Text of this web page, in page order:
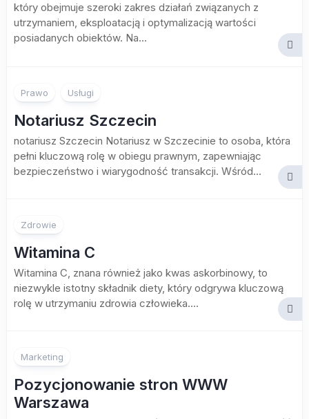
który obejmuje szeroki zakres działań związanych z
utrzymaniem, eksploatacją i optymalizacją wartości
posiadanych obiektów. Na...
Prawo Usługi
Notariusz Szczecin
notariusz Szczecin Notariusz w Szczecinie to osoba, która
pełni kluczową rolę w obiegu prawnym, zapewniając
bezpieczeństwo i wiarygodność transakcji. Wśród...
Zdrowie
Witamina C
Witamina C, znana również jako kwas askorbinowy, to
niezwykle istotny składnik diety, który odgrywa kluczową
rolę w utrzymaniu zdrowia człowieka....
Marketing
Pozycjonowanie stron WWW
Warszawa